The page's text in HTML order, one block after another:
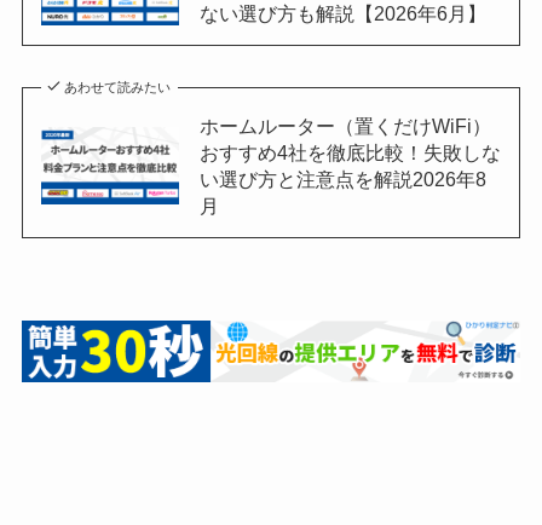
ない選び方も解説【2026年6月】
あわせて読みたい
ホームルーター（置くだけWiFi）
おすすめ4社を徹底比較！失敗しな
い選び方と注意点を解説2026年8
月